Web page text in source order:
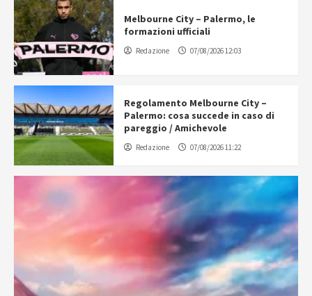
Melbourne City – Palermo, le
formazioni ufficiali
Redazione 07/08/2026 12:03
Regolamento Melbourne City –
Palermo: cosa succede in caso di
pareggio / Amichevole
Redazione 07/08/2026 11:22